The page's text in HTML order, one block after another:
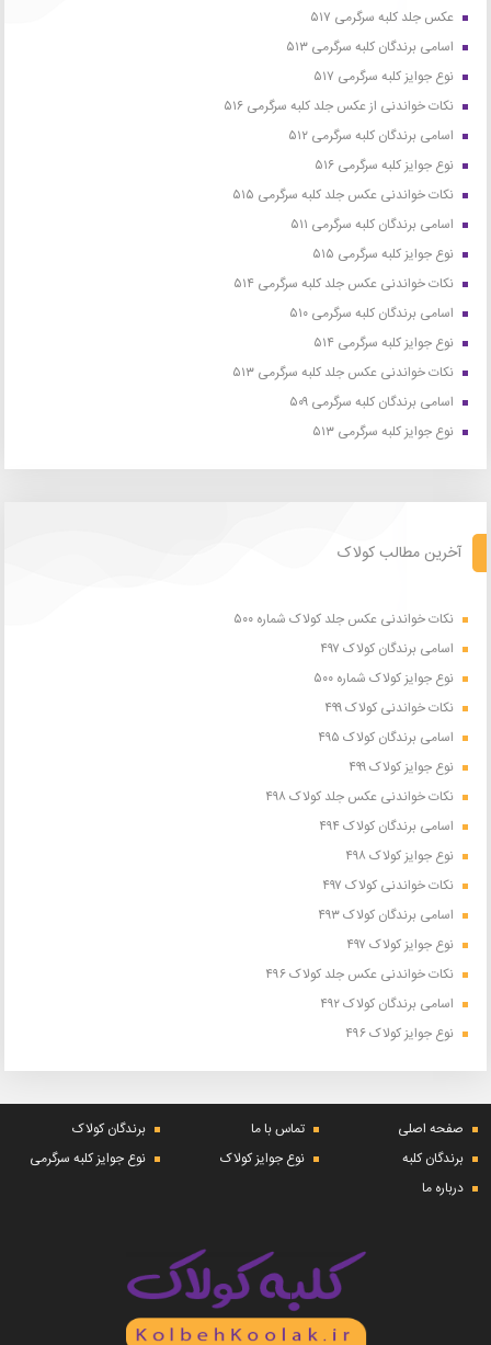
عکس جلد کلبه سرگرمی ۵۱۷
اسامی برندگان کلبه سرگرمی ۵۱۳
نوع جوایز کلبه سرگرمی ۵۱۷
نکات خواندنی از عکس جلد کلبه سرگرمی ۵۱۶
اسامی برندگان کلبه سرگرمی ۵۱۲
نوع جوایز کلبه سرگرمی ۵۱۶
نکات خواندنی عکس جلد کلبه سرگرمی ۵۱۵
اسامی برندگان کلبه سرگرمی ۵۱۱
نوع جوایز کلبه سرگرمی ۵۱۵
نکات خواندنی عکس جلد کلبه سرگرمی ۵۱۴
اسامی برندگان کلبه سرگرمی ۵۱۰
نوع جوایز کلبه سرگرمی ۵۱۴
نکات خواندنی عکس جلد کلبه سرگرمی ۵۱۳
اسامی برندگان کلبه سرگرمی ۵۰۹
نوع جوایز کلبه سرگرمی ۵۱۳
آخرین مطالب کولاک
نکات خواندنی عکس جلد کولاک شماره ۵۰۰
اسامی برندگان کولاک ۴۹۷
نوع جوایز کولاک شماره ۵۰۰
نکات خواندنی کولاک ۴۹۹
اسامی برندگان کولاک ۴۹۵
نوع جوایز کولاک ۴۹۹
نکات خواندنی عکس جلد کولاک ۴۹۸
اسامی برندگان کولاک ۴۹۴
نوع جوایز کولاک ۴۹۸
نکات خواندنی کولاک ۴۹۷
اسامی برندگان کولاک ۴۹۳
نوع جوایز کولاک ۴۹۷
نکات خواندنی عکس جلد کولاک ۴۹۶
اسامی برندگان کولاک ۴۹۲
نوع جوایز کولاک ۴۹۶
صفحه اصلی تماس با ما
برندگان کولاک
برندگان کلبه
نوع جوایز کولاک
نوع جوایز کلبه سرگرمی
درباره ما